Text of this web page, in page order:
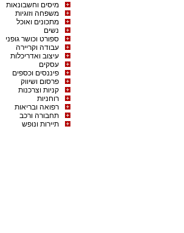
מיסים וחשבונאות
משפחה וזוגיות
מתכונים ואוכל
נשים
ספורט וכושר גופני
עבודה וקריירה
עיצוב ואדריכלות
עסקים
פיננסים וכספים
פרסום ושיווק
קניות וצרכנות
רוחניות
רפואה ובריאות
תחבורה ורכב
תיירות ונופש